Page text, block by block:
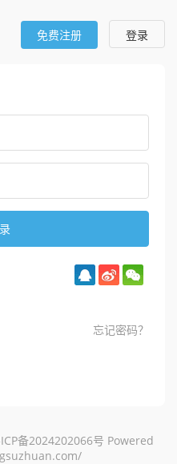
免费注册 登录
忘记密码？
备2024202066号 Powered